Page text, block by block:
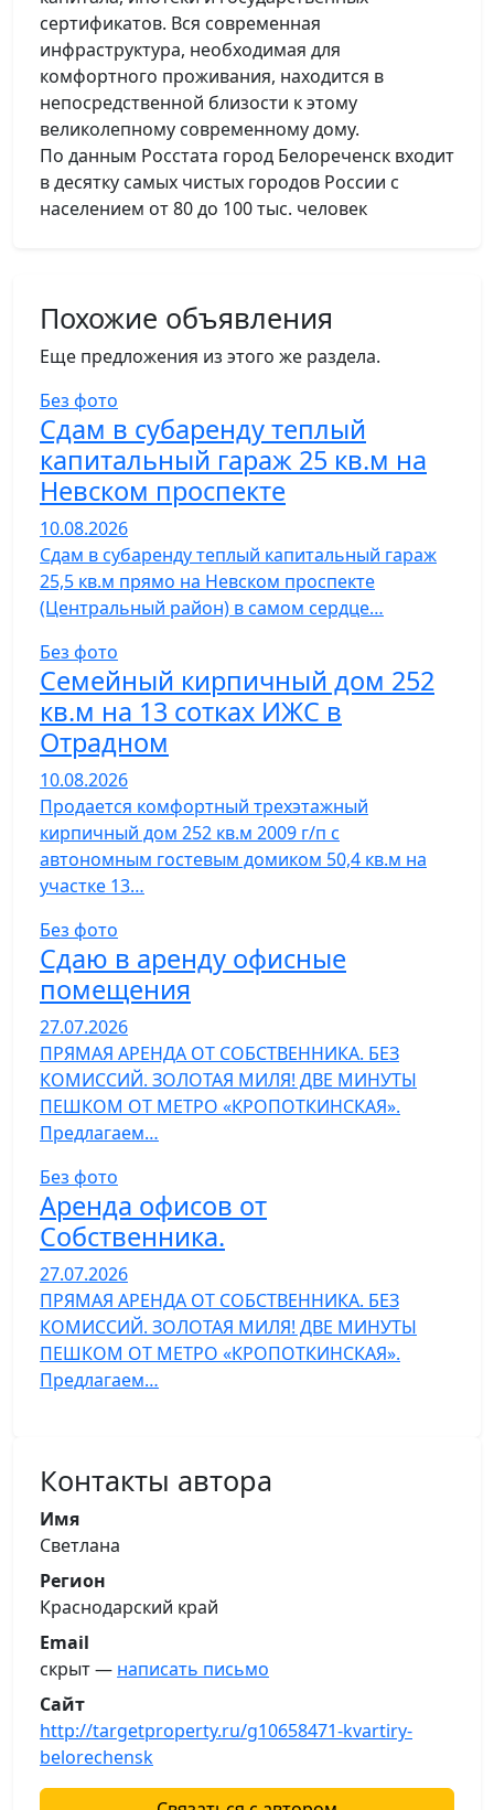
сертификатов. Вся современная
инфраструктура, необходимая для
комфортного проживания, находится в
непосредственной близости к этому
великолепному современному дому.
По данным Росстата город Белореченск входит
в десятку самых чистых городов России с
населением от 80 до 100 тыс. человек
Похожие объявления
Еще предложения из этого же раздела.
Без фото
Сдам в субаренду теплый
капитальный гараж 25 кв.м на
Невском проспекте
10.08.2026
Сдам в субаренду теплый капитальный гараж
25,5 кв.м прямо на Невском проспекте
(Центральный район) в самом сердце…
Без фото
Семейный кирпичный дом 252
кв.м на 13 сотках ИЖС в
Отрадном
10.08.2026
Продается комфортный трехэтажный
кирпичный дом 252 кв.м 2009 г/п с
автономным гостевым домиком 50,4 кв.м на
участке 13…
Без фото
Сдаю в аренду офисные
помещения
27.07.2026
ПРЯМАЯ АРЕНДА ОТ СОБСТВЕННИКА. БЕЗ
КОМИССИЙ. ЗОЛОТАЯ МИЛЯ! ДВЕ МИНУТЫ
ПЕШКОМ ОТ МЕТРО «КРОПОТКИНСКАЯ».
Предлагаем…
Без фото
Аренда офисов от
Собственника.
27.07.2026
ПРЯМАЯ АРЕНДА ОТ СОБСТВЕННИКА. БЕЗ
КОМИССИЙ. ЗОЛОТАЯ МИЛЯ! ДВЕ МИНУТЫ
ПЕШКОМ ОТ МЕТРО «КРОПОТКИНСКАЯ».
Предлагаем…
Контакты автора
Имя
Светлана
Регион
Краснодарский край
Email
скрыт — написать письмо
Сайт
http://targetproperty.ru/g10658471-kvartiry-
belorechensk